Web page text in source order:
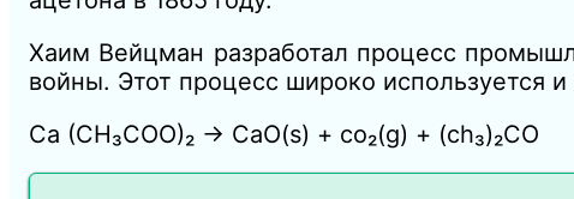
Хаим Вейцман разработал процесс
войны. Этот процесс широко используется
Ca (CH₃COO)₂ → CaO(s) + co₂(g) + (ch₃)₂CO